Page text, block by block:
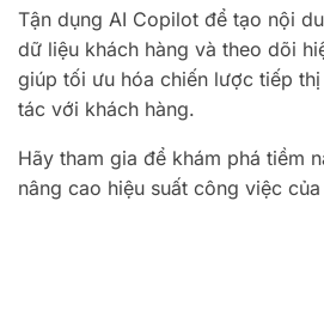
Tận dụng AI Copilot để tạo nội
dữ liệu khách hàng và theo dõi
giúp tối ưu hóa chiến lược tiếp
tác với khách hàng.
Hãy tham gia để khám phá tiềm
nâng cao hiệu suất công việc